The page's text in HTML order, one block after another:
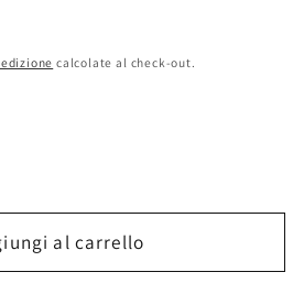
calcolate al check-out.
al carrello